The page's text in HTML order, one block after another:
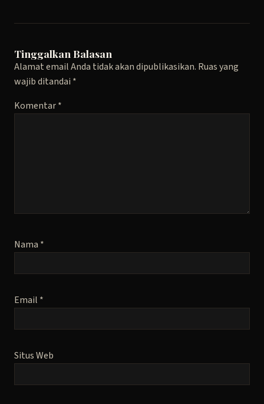
Tinggalkan Balasan
Alamat email Anda tidak akan dipublikasikan. Ruas yang
wajib ditandai *
Komentar*
Nama *
Email *
Situs Web